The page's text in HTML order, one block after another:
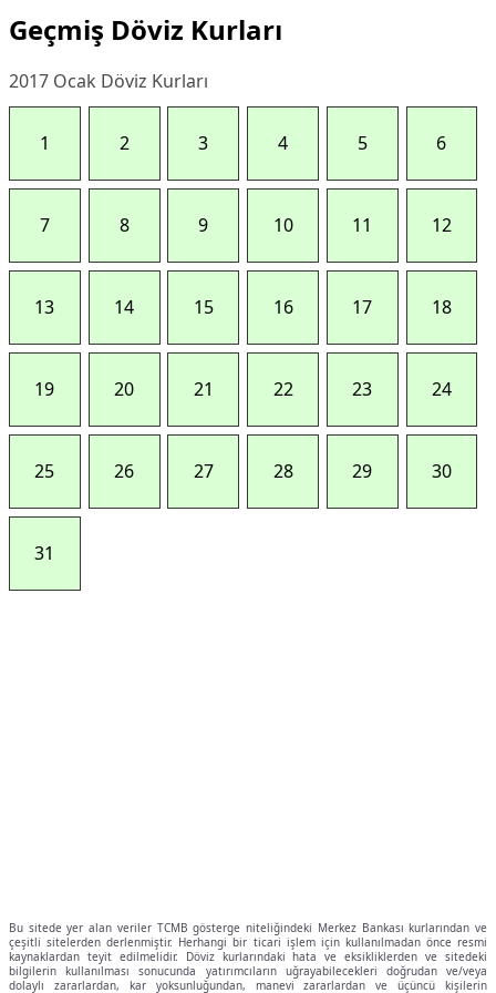
Geçmiş Döviz Kurları
2017 Ocak Döviz Kurları
1 2 3 4 5 6
7 8 9 10 11 12
13 14 15 16 17 18
19 20 21 22 23 24
25 26 27 28 29 30
31
Bu sitede yer alan veriler TCMB gösterge niteliğindeki Merkez Bankası kurlarından ve
çeşitli sitelerden derlenmiştir. Herhangi bir ticari işlem için kullanılmadan önce resmi
kaynaklardan teyit edilmelidir. Döviz kurlarındaki hata ve eksikliklerden ve sitedeki
bilgilerin kullanılması sonucunda yatırımcıların uğrayabilecekleri doğrudan ve/veya
dolaylı zararlardan, kar yoksunluğundan, manevi zararlardan ve üçüncü kişilerin